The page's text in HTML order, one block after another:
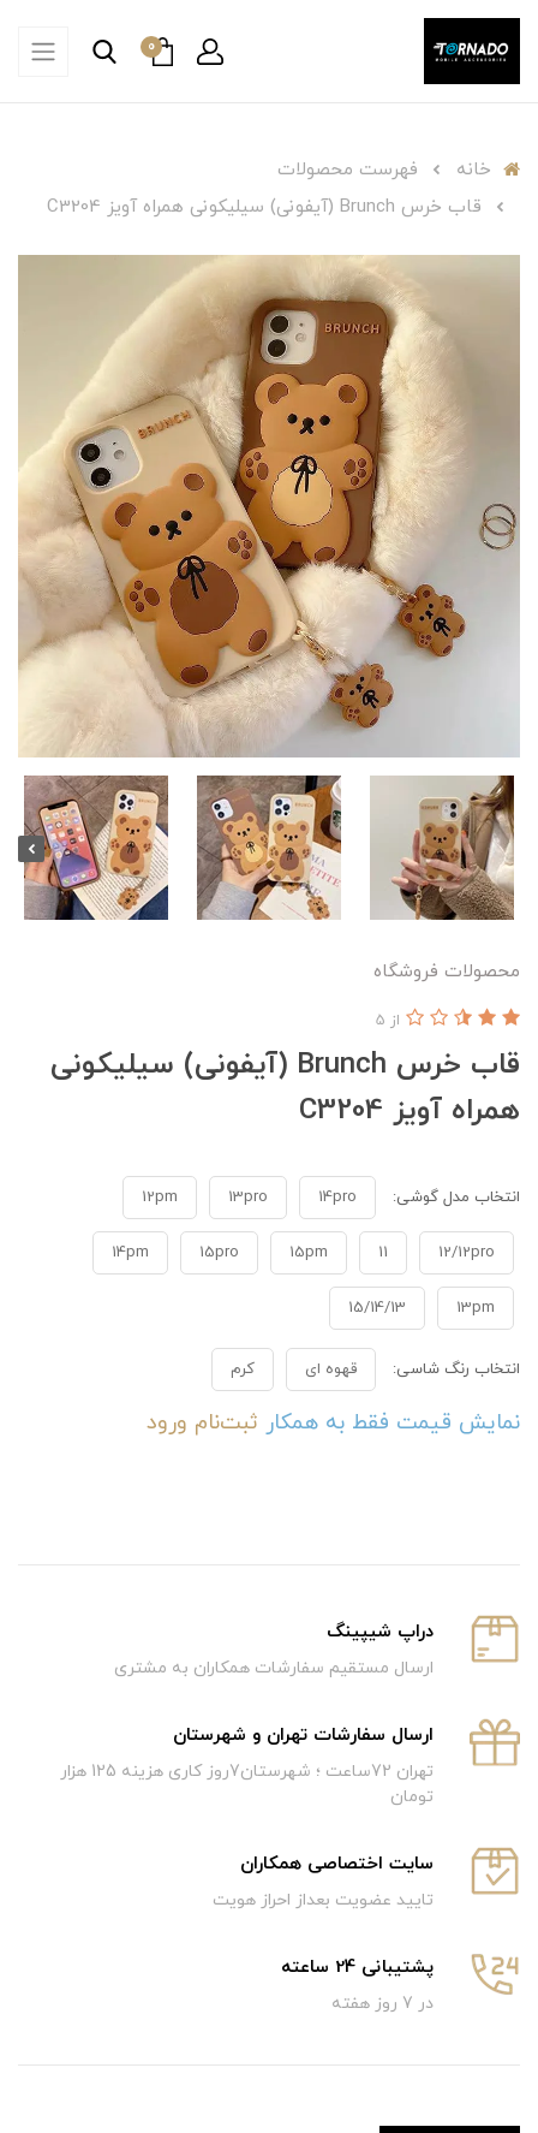
0
خانه
فهرست محصولات
قاب خرس Brunch (آیفونی) سیلیکونی همراه آویز C3204
محصولات فروشگاه
قاب خرس Brunch (آیفونی) سیلیکونی
همراه آویز C3204
از 5
انتخاب مدل گوشی: 14pro
13pro
12pm
12/12pro
11
15pm
15pro
14pm
13pm
15/14/13
انتخاب رنگ شاسی: قهوه ای کرم
نمایش قیمت فقط به همکار ثبت‌نام ورود
دراپ شیپینگ
ارسال مستقیم سفارشات همکاران به مشتری
ارسال سفارشات تهران و شهرستان
تهران 72ساعت ؛ شهرستان7روز کاری هزینه 125 هزار
تومان
سایت اختصاصی همکاران
تایید عضویت بعداز احراز هویت
پشتیبانی 24 ساعته
در 7 روز هفته